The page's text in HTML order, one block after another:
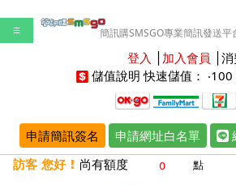
☰ 簡訊購SMSGO專業簡訊發送
登入 加入會員
儲值說明 快速儲值： ‧100
申請簡訊簽名 申請網址白名單
訪客 您好 ! 尚有額度 點